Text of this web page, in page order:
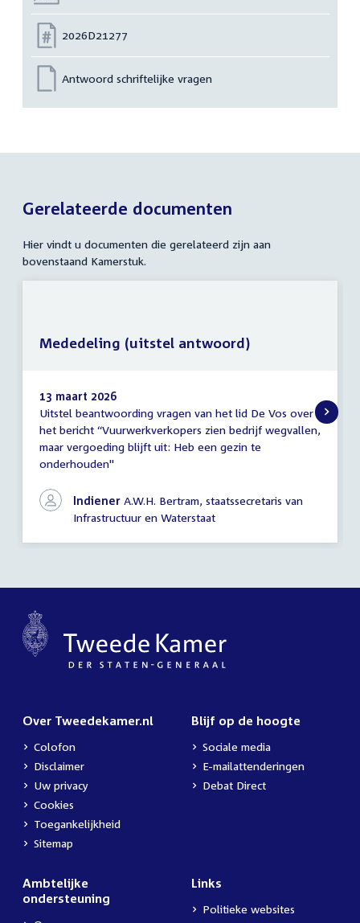
Nummer:
2026D21277
Antwoord schriftelijke vragen
Gerelateerde documenten
Hier vindt u documenten die gerelateerd zijn aan
bovenstaand Kamerstuk.
Mededeling
(uitstel
antwoord)
13 maart 2026
Uitstel beantwoording vragen van het lid De Vos over
het bericht “Vuurwerkverkopers zien bedrijf wegvallen,
maar vergoeding blijft uit: Heb een gezin te
onderhouden"
Indiener A.W.H. Bertram, staatssecretaris van
Infrastructuur en Waterstaat
Mededeling (uitstel antwoord)
Over Tweedekamer.nl
Colofon
Disclaimer
Uw privacy
Cookies
Toegankelijkheid
Sitemap
Blijf op de hoogte
Sociale media
E-mailattenderingen
Debat Direct
Ambtelijke
ondersteuning
Links
Politieke websites